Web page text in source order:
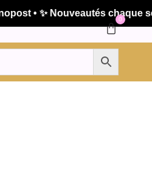
• ✨ Nouveautés chaque
0